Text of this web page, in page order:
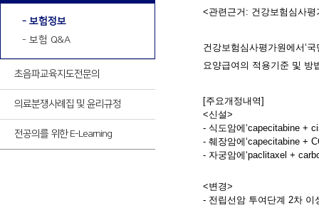
- 보험정보
- 보험 Q&A
초음파교육지도전문의
의료분쟁사례집 및 윤리규정
전공의를 위한 E-Learning
<관련근거: 건강보험심사
건강보험심사평가원에서‘
요양급여의 적용기준 및 방
[주요개정내역]
<신설>
- 식도암에‘capecitabine +
- 췌장암에‘capecitabine +
- 자궁암에‘paclitaxel +
<변경>
- 전립선암 투여단계 2차 이